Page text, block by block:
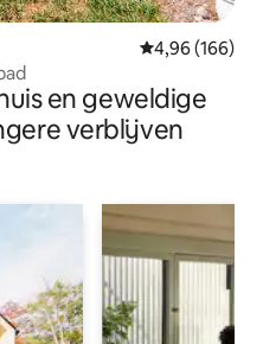
Gemiddelde
4,96 (166)
en geweldige
verblijven